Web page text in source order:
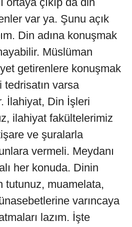
var ya. Şunu açık
Din adına konuşmak
Müslüman
getirenlere konuşmak
tedrisatın varsa
İlahiyat, Din İşleri
ilahiyat fakültelerimiz
ve şuralarla
vermeli. Meydanı
her konuda. Dinin
tutunuz, muamelata,
varıncaya
lazım. İşte